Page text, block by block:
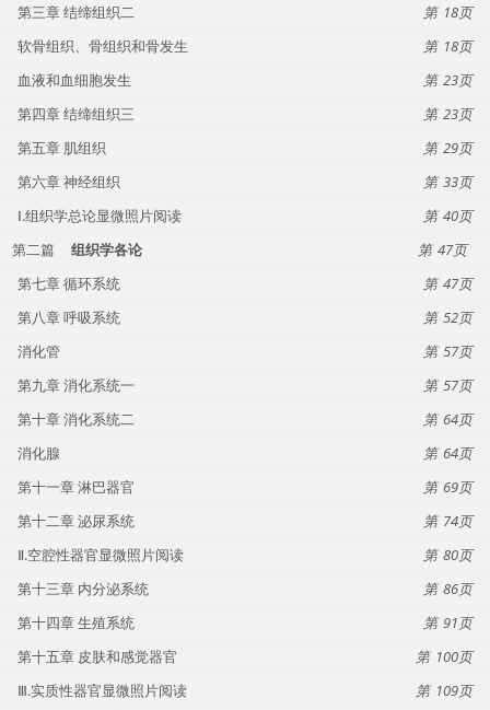
第三章 结缔组织二
18
软骨组织、骨组织和骨发生
18
血液和血细胞发生
23
第四章 结缔组织三
23
第五章 肌组织
29
第六章 神经组织
33
Ⅰ.组织学总论显微照片阅读
40
第二篇
组织学各论
47
第七章 循环系统
47
第八章 呼吸系统
52
消化管
57
第九章 消化系统一
57
第十章 消化系统二
64
消化腺
64
第十一章 淋巴器官
69
第十二章 泌尿系统
74
Ⅱ.空腔性器官显微照片阅读
80
第十三章 内分泌系统
86
第十四章 生殖系统
91
第十五章 皮肤和感觉器官
100
Ⅲ.实质性器官显微照片阅读
109